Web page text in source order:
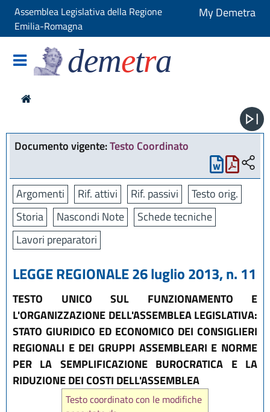
Assemblea Legislativa della Regione
Emilia-Romagna
My Demetra
demetra
Documento vigente:Testo Coordinato
Argomenti Rif. attivi Rif. passivi
Testo orig.
Storia
Nascondi Note
Schede tecniche
Lavori preparatori
LEGGE REGIONALE 26 luglio 2013, n. 11
TESTO UNICO SUL FUNZIONAMENTO E
L'ORGANIZZAZIONE DELL'ASSEMBLEA LEGISLATIVA:
STATO GIURIDICO ED ECONOMICO DEI CONSIGLIERI
REGIONALI E DEI GRUPPI ASSEMBLEARI E NORME
PER LA SEMPLIFICAZIONE BUROCRATICA E LA
RIDUZIONE DEI COSTI DELL'ASSEMBLEA
Testo coordinato con le modifiche